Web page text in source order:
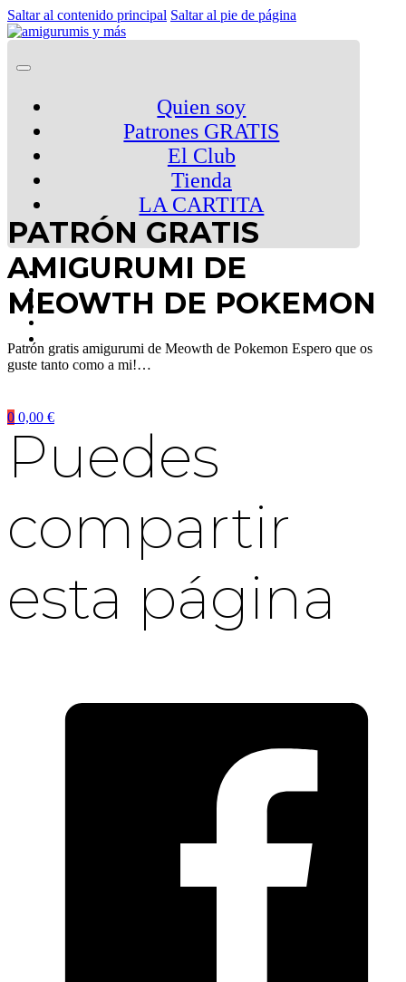
Saltar al contenido principal Saltar al pie de página
Quien soy
Patrones GRATIS
El Club
Tienda
LA CARTITA
0 0,00 €
PATRÓN GRATIS
AMIGURUMI DE
MEOWTH DE POKEMON
Patrón gratis amigurumi de Meowth de Pokemon Espero que os
guste tanto como a mi!…
Puedes
compartir
esta página